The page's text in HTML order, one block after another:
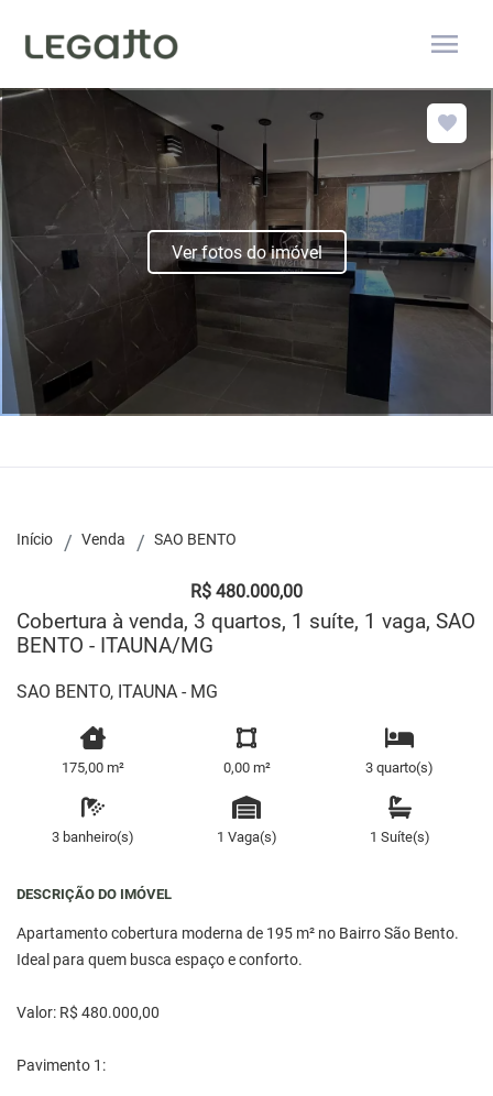
menu
Ver fotos do imóvel
Início Venda SAO BENTO
R$ 480.000,00
Cobertura à venda, 3 quartos, 1 suíte, 1 vaga, SAO
BENTO - ITAUNA/MG
SAO BENTO, ITAUNA - MG
175,00 m² 0,00 m² 3 quarto(s)
3 banheiro(s) 1 Vaga(s) 1 Suíte(s)
DESCRIÇÃO DO IMÓVEL
Apartamento cobertura moderna de 195 m² no Bairro São Bento.
Ideal para quem busca espaço e conforto.
Valor: R$ 480.000,00
Pavimento 1: